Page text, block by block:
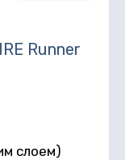
Runner
слоем)